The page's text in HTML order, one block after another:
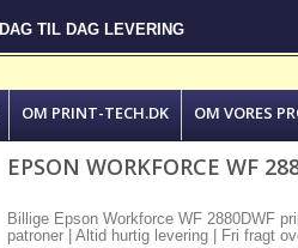
DAG TIL DAG LEVERING
OM PRINT-TECH.DK OM VORES
EPSON WORKFORCE WF
Billige Epson Workforce WF 2880DWF
patroner | Altid hurtig levering | Fri fragt